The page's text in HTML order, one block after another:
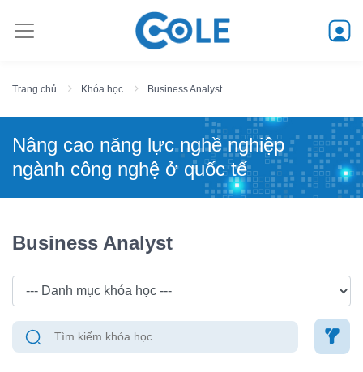
Trang chủ Khóa học Business Analyst
Nâng cao năng lực nghề nghiệp
ngành công nghệ ở quốc tế
Business Analyst